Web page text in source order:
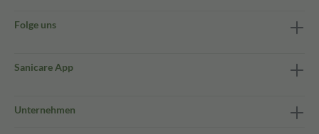
Folge uns
Sanicare App
Unternehmen